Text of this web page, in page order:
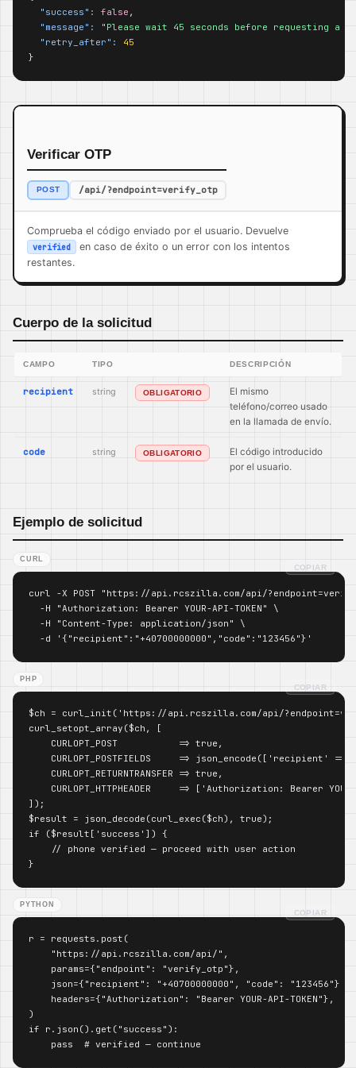
"success":
false ,
"message":
"Please wait 45 seconds before requesting a
"retry_after":
45
}
Verificar OTP
POST /api/?endpoint=verify_otp
Comprueba el código enviado por el usuario. Devuelve
verified
en caso de éxito o un error con los intentos
restantes.
Cuerpo de la solicitud
CAMPO TIPO DESCRIPCIÓN
recipient string OBLIGATORIO
El mismo
teléfono/correo usado
en la llamada de envío.
code string OBLIGATORIO
El código introducido
por el usuario.
Ejemplo de solicitud
CURL
curl -X POST "https://api.rcszilla.com/api/
  -H "Authorization: Bearer YOUR-API-TOKEN" \
  -H "Content-Type: application/json" \
  -d '{"recipient":"+40700000000","code":"123456"}'
COPIAR
PHP
$ch = curl_init('https://api.rcszilla.com/api/
curl_setopt_array($ch, [
    CURLOPT_POST           => true,
CURLOPT_POSTFIELDS     => json_encode(['recipient' =>
    CURLOPT_RETURNTRANSFER => true,
CURLOPT_HTTPHEADER     => ['Authorization: Bearer
]);
$result = json_decode(curl_exec($ch), true);
if ($result['success']) {
    // phone verified — proceed with user action
}
COPIAR
PYTHON
r = requests.post(
    "https://api.rcszilla.com/api/",
    params={"endpoint": "verify_otp"},
    json={"recipient": "+40700000000", "code": "123456"},
    headers={"Authorization": "Bearer YOUR-API-TOKEN"},
)
if r.json().get("success"):
    pass  # verified — continue
COPIAR